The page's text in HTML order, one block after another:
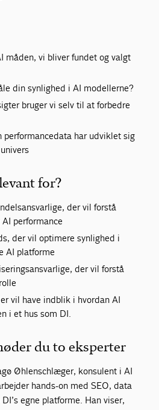
måden, vi bliver fundet og valgt
din synlighed i AI modellerne?
bruger vi selv til at forbedre
performancedata har udviklet sig
for?
der vil forstå
performance
der vil optimere synlighed i
AI platforme
der vil forstå
vil have indblik i hvordan AI
i et hus som DI.
du to eksperter
Øhlenschlæger, konsulent i AI
hands-on med SEO, data
egne platforme. Han viser,